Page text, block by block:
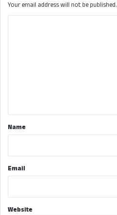
Your email address will not be published.
*Name
Email
Website